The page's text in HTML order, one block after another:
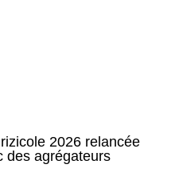
2026 relancée
des agrégateurs